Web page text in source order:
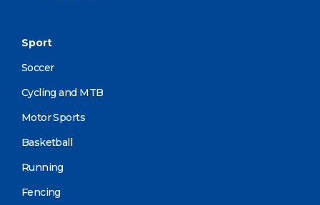
Sport
Soccer
Cycling and MTB
Motor Sports
Basketball
Running
Fencing